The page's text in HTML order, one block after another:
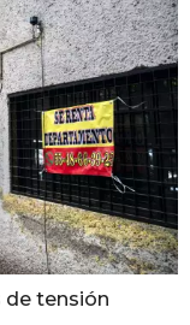
de tensión